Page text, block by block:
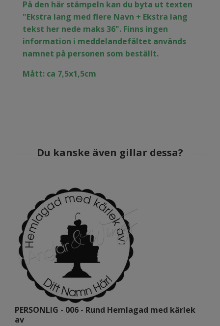
På den här stämpeln kan du byta ut texten
"Ekstra lang med flere Navn + Ekstra lang
tekst her nede maks 36". Finns ingen
information i meddelandefältet används
namnet på personen som beställt.
Mått: ca 7,5x1,5cm
PERSONLIG - 006 - Rund Hemlagad med kärlek
av